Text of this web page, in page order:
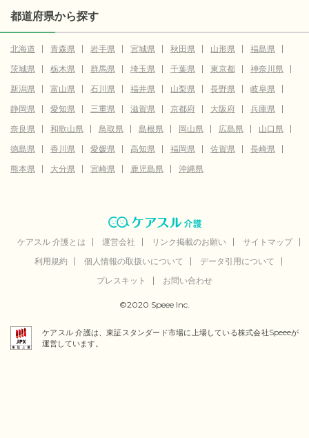
都道府県から探す
北海道 青森県 岩手県 宮城県 秋田県 山形県
福島県
茨城県
栃木県 群馬県 埼玉県 千葉県 東京都
神奈川県
新潟県
富山県 石川県 福井県 山梨県 長野県
岐阜県
静岡県
愛知県 三重県 滋賀県 京都府 大阪府
兵庫県
奈良県
和歌山県 鳥取県 島根県 岡山県 広島県
山口県
徳島県
香川県 愛媛県 高知県 福岡県 佐賀県
長崎県
熊本県
大分県 宮崎県 鹿児島県 沖縄県
ケアスル 介護とは 運営会社 リンク掲載のお願い
サイトマップ
利用規約
個人情報の取扱いについて
データ引用について
プレスキット
お問い合わせ
©2020 Speee Inc.
ケアスル 介護は、東証スタンダード市場に上場している株式会社Speeeが
運営しています。